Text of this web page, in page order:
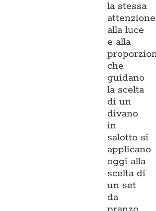
la stessa
attenzione
alla luce
e alla
che
guidano
la scelta
di un
divano
in
salotto si
applicano
oggi alla
scelta di
un set
da